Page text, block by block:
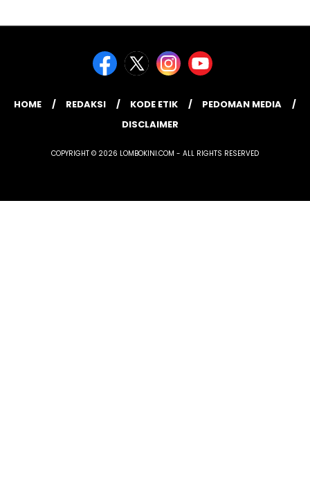
HOME REDAKSI KODE ETIK
PEDOMAN MEDIA
DISCLAIMER
COPYRIGHT © 2026 LOMBOKINI.COM - ALL RIGHTS RESERVED